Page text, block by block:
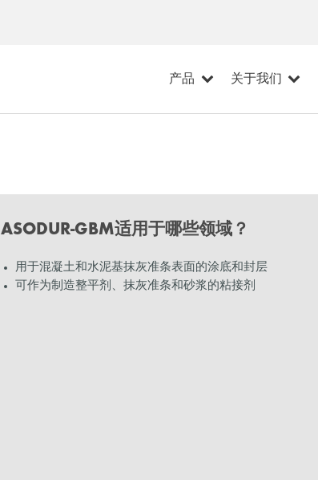
产品 关于我们
ASODUR-GBM适用于哪些领域？
用于混凝土和水泥基抹灰准条表面的涂底和封层
可作为制造整平剂、抹灰准条和砂浆的粘接剂